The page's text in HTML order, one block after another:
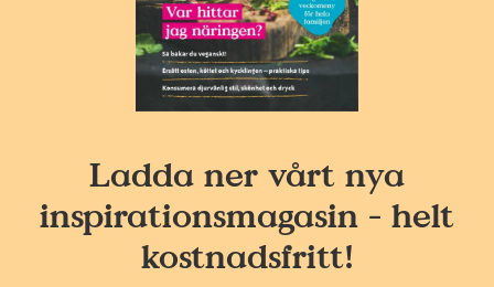
Ladda ner vårt nya
inspirationsmagasin - helt
kostnadsfritt!